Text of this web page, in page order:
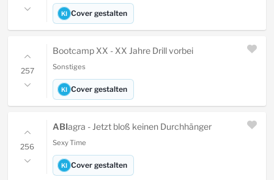
KI Cover gestalten
257
Bootcamp XX - XX Jahre Drill vorbei
Sonstiges
KI Cover gestalten
256
ABIagra - Jetzt bloß keinen Durchhänger
Sexy Time
KI Cover gestalten